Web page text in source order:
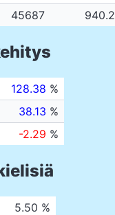
45687 940.2
128.38 %
38.13 %
-2.29 %
5.50 %